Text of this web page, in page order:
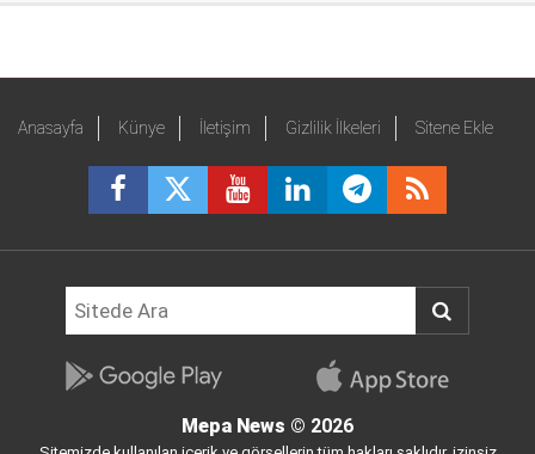
Anasayfa Künye İletişim Gizlilik İlkeleri Sitene Ekle
Mepa News © 2026